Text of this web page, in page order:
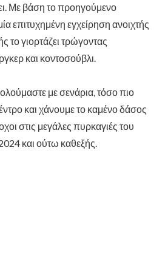
Με βάση το προηγούμενο
επιτυχημένη εγχείρηση ανοιχτής
το γιορτάζει τρώγοντας
και κοντοσούβλι.
με σενάρια, τόσο πιο
και χάνουμε το καμένο δάσος
στις μεγάλες πυρκαγιές του
και ούτω καθεξής.